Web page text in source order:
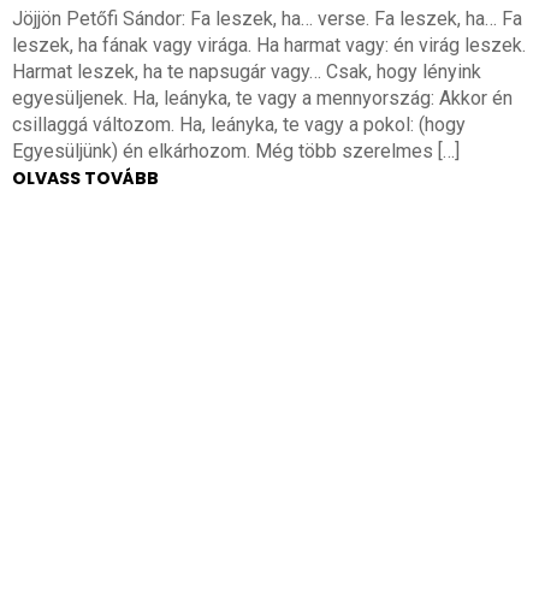
Jöjjön Petőfi Sándor: Fa leszek, ha… verse. Fa leszek, ha… Fa
leszek, ha fának vagy virága. Ha harmat vagy: én virág leszek.
Harmat leszek, ha te napsugár vagy… Csak, hogy lényink
egyesüljenek. Ha, leányka, te vagy a mennyország: Akkor én
csillaggá változom. Ha, leányka, te vagy a pokol: (hogy
Egyesüljünk) én elkárhozom. Még több szerelmes […]
OLVASS TOVÁBB